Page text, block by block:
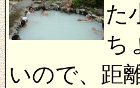
た
ち
いので、距